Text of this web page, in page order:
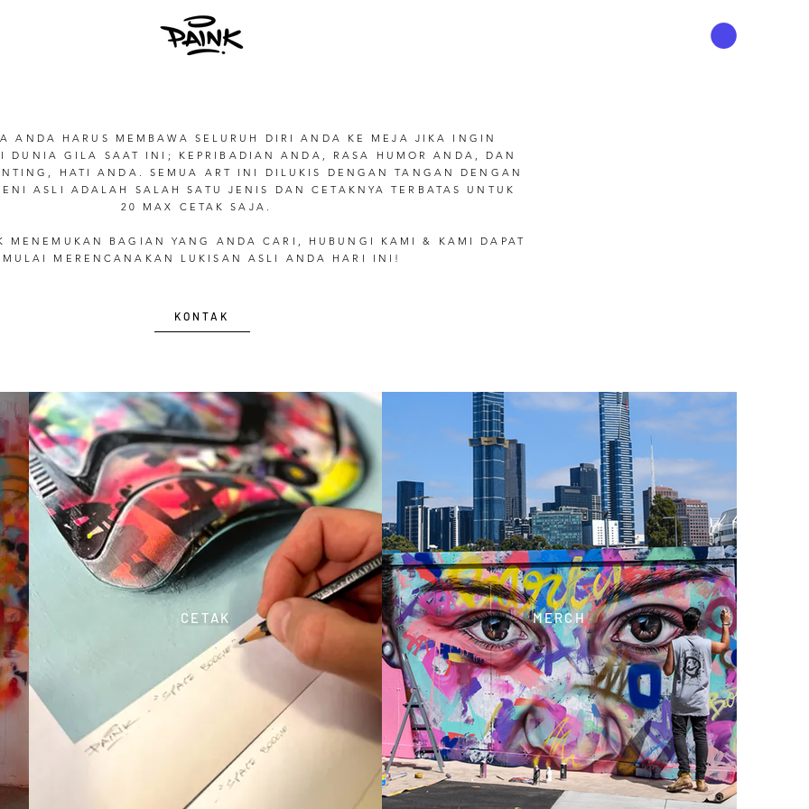
ANDA HARUS MEMBAWA SELURUH DIRI ANDA KE MEJA JIKA INGIN
DUNIA GILA SAAT INI; KEPRIBADIAN ANDA, RASA HUMOR ANDA, DAN
HATI ANDA. SEMUA ART INI DILUKIS DENGAN TANGAN DENGAN
ASLI ADALAH SALAH SATU JENIS DAN CETAKNYA TERBATAS UNTUK
20 MAX CETAK SAJA.
MENEMUKAN BAGIAN YANG ANDA CARI, HUBUNGI KAMI & KAMI DAPAT
MULAI MERENCANAKAN LUKISAN ASLI ANDA HARI INI!
KONTAK
CETAK MERCH